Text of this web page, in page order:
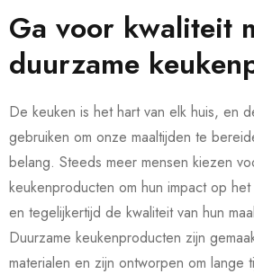
Ga voor kwaliteit
duurzame
De keuken is het hart van elk huis, en
gebruiken om onze maaltijden te
belang. Steeds meer mensen kiezen
keukenproducten om hun impact op
en tegelijkertijd de kwaliteit van hun
Duurzame keukenproducten zijn
materialen en zijn ontworpen om lange